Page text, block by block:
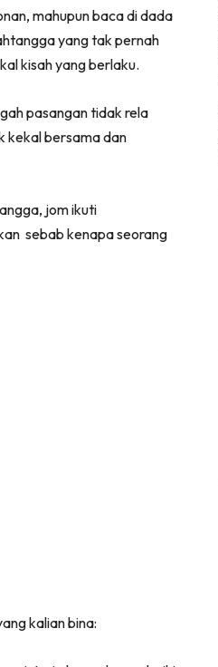
(Twitter)
mahupun baca di dada
yang tak pernah
kisah yang berlaku.
pasangan tidak rela
kekal bersama dan
jom ikuti
sebab kenapa seorang
kalian bina: